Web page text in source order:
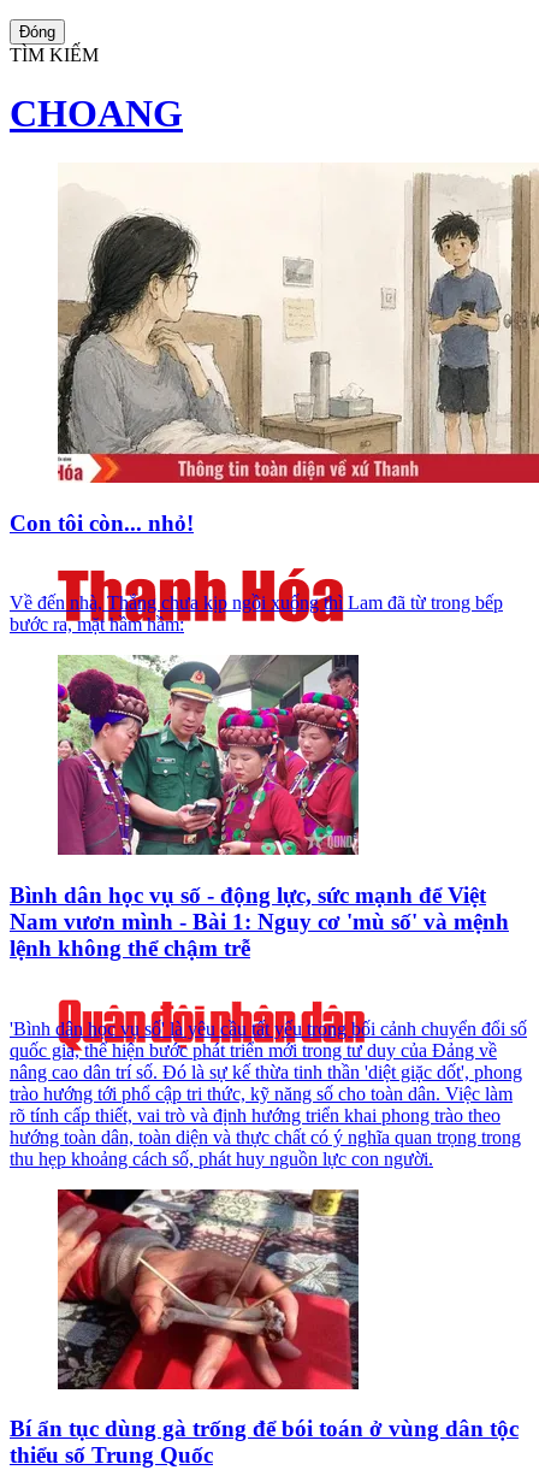
Đóng
TÌM KIẾM
CHOANG
Con tôi còn... nhỏ!
Về đến nhà, Thắng chưa kịp ngồi xuống thì Lam đã từ trong bếp
bước ra, mặt hầm hầm:
Bình dân học vụ số - động lực, sức mạnh để Việt
Nam vươn mình - Bài 1: Nguy cơ 'mù số' và mệnh
lệnh không thể chậm trễ
'Bình dân học vụ số' là yêu cầu tất yếu trong bối cảnh chuyển đổi số
quốc gia, thể hiện bước phát triển mới trong tư duy của Đảng về
nâng cao dân trí số. Đó là sự kế thừa tinh thần 'diệt giặc dốt', phong
trào hướng tới phổ cập tri thức, kỹ năng số cho toàn dân. Việc làm
rõ tính cấp thiết, vai trò và định hướng triển khai phong trào theo
hướng toàn dân, toàn diện và thực chất có ý nghĩa quan trọng trong
thu hẹp khoảng cách số, phát huy nguồn lực con người.
Bí ẩn tục dùng gà trống để bói toán ở vùng dân tộc
thiểu số Trung Quốc